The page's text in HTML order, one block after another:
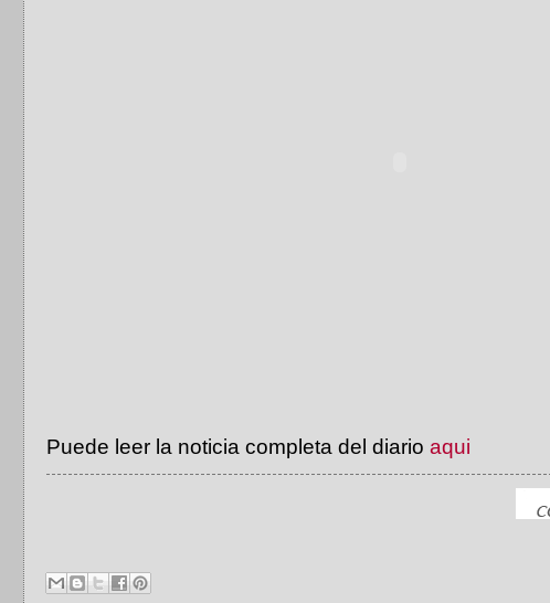
Puede leer la noticia completa del diario aqui